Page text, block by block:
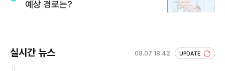
예상 경로는?
실시간 뉴스 08.07 18:42 UPDATE